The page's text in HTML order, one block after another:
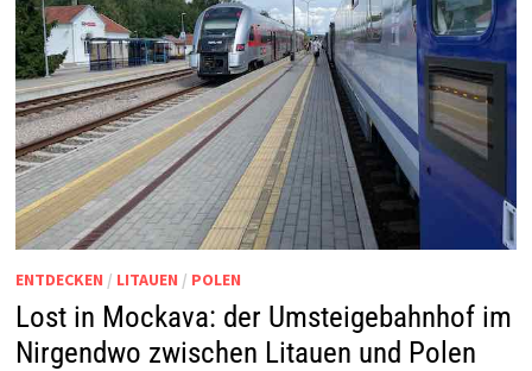
ENTDECKEN / LITAUEN / POLEN
Lost in Mockava: der Umsteigebahnhof im
Nirgendwo zwischen Litauen und Polen